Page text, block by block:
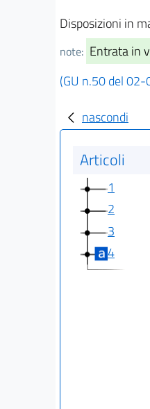
Disposizioni in
note: Entrata in
(GU n.50 del
nascondi
Articoli
1
2
3
4